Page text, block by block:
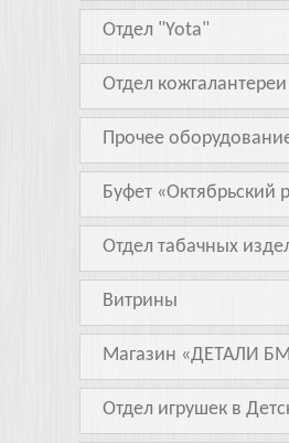
Отдел "Yota"
Отдел кожгалантереи
Прочее
Буфет «Октябрьский
Отдел табачных
Витрины
Магазин «ДЕТАЛИ
Отдел игрушек в